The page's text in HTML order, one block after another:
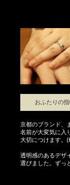
おふたりの
京都のブランド、
名前が大変気に入
大切につけます。
透明感のあるデザ
選びました。ずっ